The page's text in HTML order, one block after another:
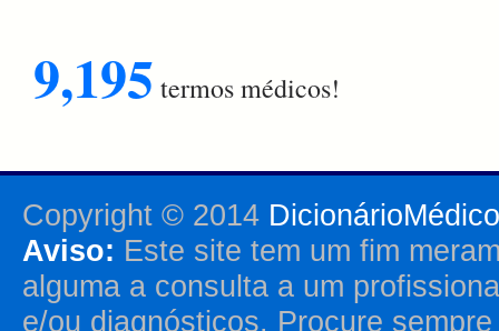
9,195 termos médicos!
Copyright © 2014
Aviso: Este site tem um fim
alguma a consulta a um
e/ou diagnósticos. Procure